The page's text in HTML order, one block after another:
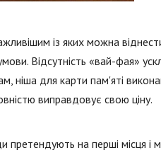
із яких можна
Відсутність «вай-фая»
ніша для карти пам'яті
виправдовує свою ціну.
претендують на перші місця